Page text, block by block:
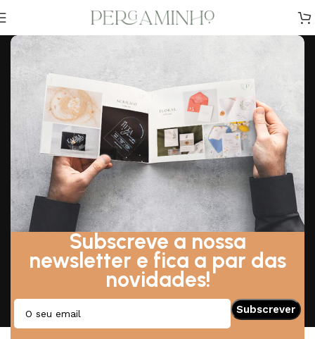
Subscreve a nossa
newsletter e fica a par das
novidades!
There are no secrets to success. It is the result
of preparation, hard work, and learning from
failure.
By Colin Powell